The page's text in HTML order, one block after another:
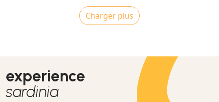
vonden het super. De tocht naar het startpunt met de 4x4 is
ook super leuk. Spullen worden veilig bewaard in de wagen
Charger plus
experience
sardinia